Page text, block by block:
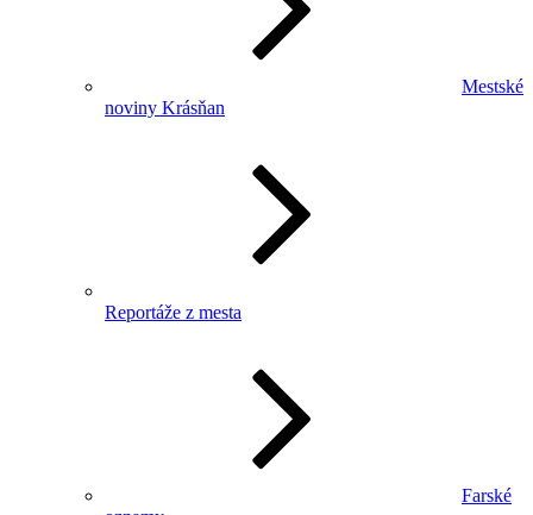
Mestské
noviny Krásňan
Reportáže z mesta
Farské